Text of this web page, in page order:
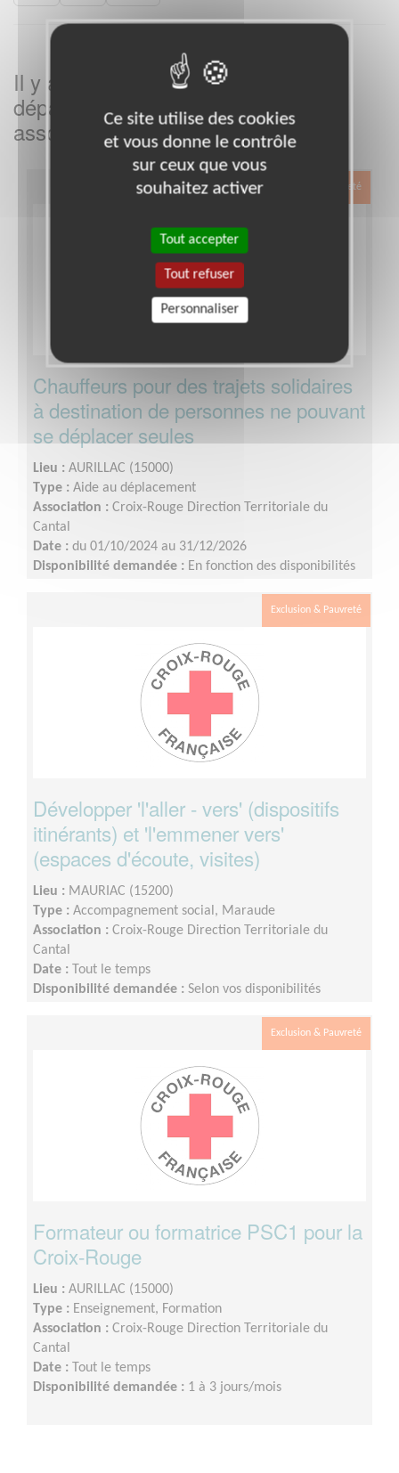
Il y a
missions bénévoles dans le
départementCantaldans cette
association
Exclusion & Pauvreté
Chauffeurs pour des trajets solidaires
à destination de personnes ne pouvant
se déplacer seules
Lieu : AURILLAC (15000)
Type : Aide au déplacement
Association : Croix-Rouge Direction Territoriale du
Cantal
Date : du 01/10/2024 au 31/12/2026
Disponibilité demandée : En fonction des disponibilités
Exclusion & Pauvreté
Développer 'l'aller - vers' (dispositifs
itinérants) et 'l'emmener vers'
(espaces d'écoute, visites)
Lieu : MAURIAC (15200)
Type : Accompagnement social, Maraude
Association : Croix-Rouge Direction Territoriale du
Cantal
Date : Tout le temps
Disponibilité demandée : Selon vos disponibilités
Exclusion & Pauvreté
Formateur ou formatrice PSC1 pour la
Croix-Rouge
Lieu : AURILLAC (15000)
Type : Enseignement, Formation
Association : Croix-Rouge Direction Territoriale du
Cantal
Date : Tout le temps
Disponibilité demandée : 1 à 3 jours/mois
Ce site utilise des cookies
et vous donne le contrôle
sur ceux que vous
souhaitez activer
Tout accepter
Tout refuser
Personnaliser